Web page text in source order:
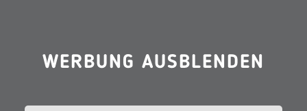
WERBUNG AUSBLENDEN